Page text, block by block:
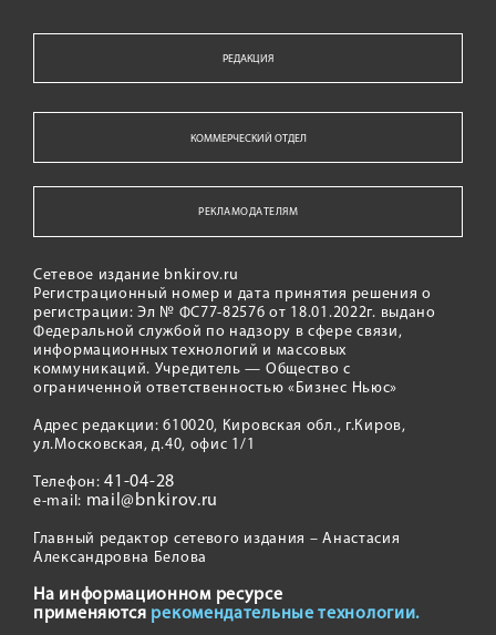
РЕДАКЦИЯ
КОММЕРЧЕСКИЙ ОТДЕЛ
РЕКЛАМОДАТЕЛЯМ
Сетевое издание bnkirov.ru
Регистрационный номер и дата принятия решения о
регистрации: Эл № ФС77-82576 от 18.01.2022г. выдано
Федеральной службой по надзору в сфере связи,
информационных технологий и массовых
коммуникаций. Учредитель — Общество с
ограниченной ответственностью «Бизнес Ньюс»
Адрес редакции: 610020, Кировская обл., г.Киров,
ул.Московская, д.40, офис 1/1
Телефон:41-04-28
e-mail: mail@bnkirov.ru
Главный редактор сетевого издания – Анастасия
Александровна Белова
На информационном ресурсе
применяются рекомендательные технологии.